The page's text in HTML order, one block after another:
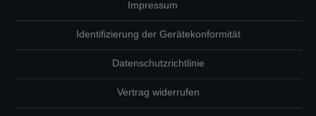
Impressum
Identifizierung der Gerätekonformität
Datenschutzrichtlinie
Vertrag widerrufen